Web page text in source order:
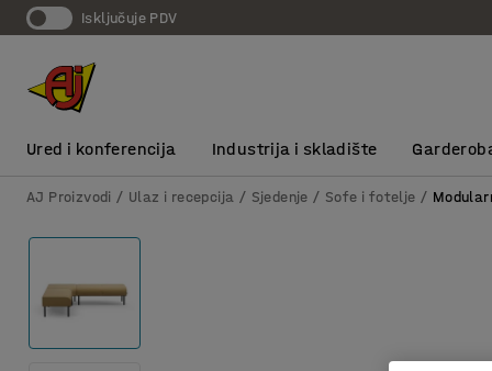
Isključuje PDV
Ured i konferencija Industrija i skladište
AJ Proizvodi Ulaz i recepcija Sjedenje Sofe i fotelje